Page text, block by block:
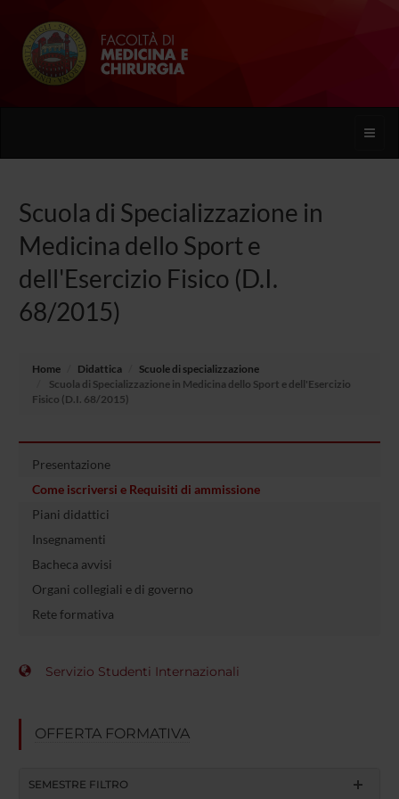
Toggle
Scuola di Specializzazione in
Medicina dello Sport e
dell'Esercizio Fisico (D.I.
68/2015)
Home Didattica
Scuole di specializzazione
Scuola di Specializzazione in Medicina dello Sport e dell'Esercizio
Fisico (D.I. 68/2015)
Presentazione
Come iscriversi e Requisiti di ammissione
Piani didattici
Insegnamenti
Bacheca avvisi
Organi collegiali e di governo
Rete formativa
Servizio Studenti Internazionali
OFFERTA FORMATIVA
SEMESTRE FILTRO